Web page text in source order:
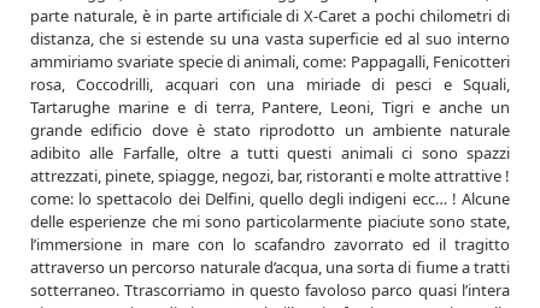
parte naturale, è in parte artificiale di X-Caret a pochi chilometri di
distanza, che si estende su una vasta superficie ed al suo interno
ammiriamo svariate specie di animali, come: Pappagalli, Fenicotteri
rosa, Coccodrilli, acquari con una miriade di pesci e Squali,
Tartarughe marine e di terra, Pantere, Leoni, Tigri e anche un
grande edificio dove è stato riprodotto un ambiente naturale
adibito alle Farfalle, oltre a tutti questi animali ci sono spazzi
attrezzati, pinete, spiagge, negozi, bar, ristoranti e molte attrattive !
come: lo spettacolo dei Delfini, quello degli indigeni ecc… ! Alcune
delle esperienze che mi sono particolarmente piaciute sono state,
l’immersione in mare con lo scafandro zavorrato ed il tragitto
attraverso un percorso naturale d’acqua, una sorta di fiume a tratti
sotterraneo. Ttrascorriamo in questo favoloso parco quasi l’intera